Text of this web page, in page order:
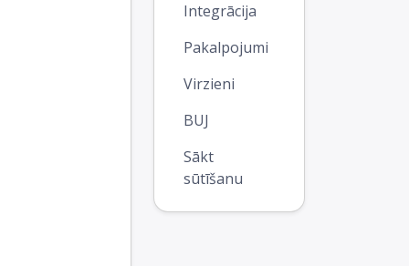
Integrācija
Pakalpojumi
Virzieni
BUJ
Sākt
sūtīšanu